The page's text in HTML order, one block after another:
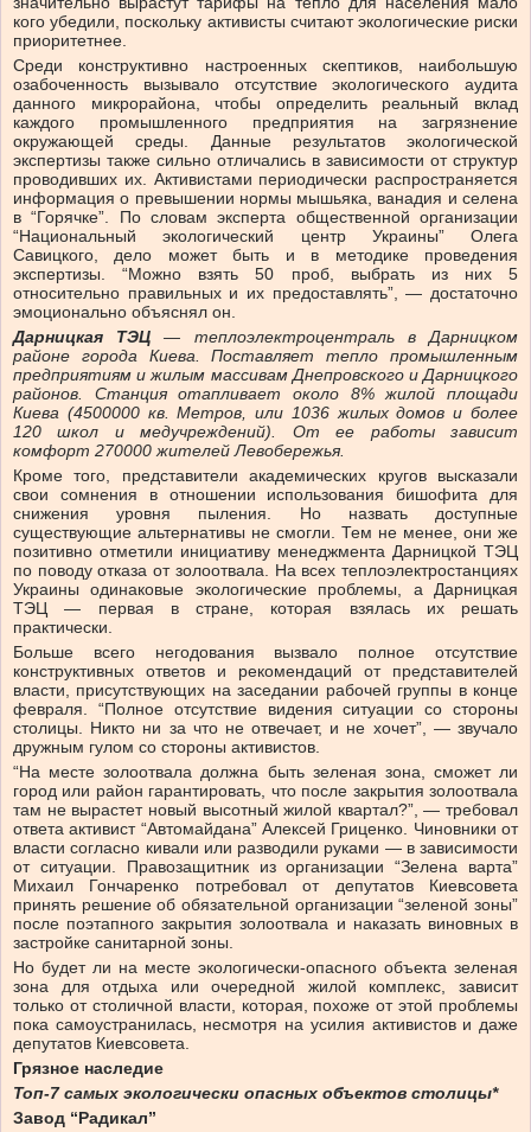
кого убедили, поскольку активисты считают экологические риски
приоритетнее.
Среди конструктивно настроенных скептиков, наибольшую
озабоченность вызывало отсутствие экологического аудита
данного микрорайона, чтобы определить реальный вклад
каждого промышленного предприятия на загрязнение
окружающей среды. Данные результатов экологической
экспертизы также сильно отличались в зависимости от структур
проводивших их. Активистами периодически распространяется
информация о превышении нормы мышьяка, ванадия и селена
в “Горячке”. По словам эксперта общественной организации
“Национальный экологический центр Украины” Олега
Савицкого, дело может быть и в методике проведения
экспертизы. “Можно взять 50 проб, выбрать из них 5
относительно правильных и их предоставлять”, — достаточно
эмоционально объяснял он.
Дарницкая ТЭЦ — теплоэлектроцентраль в Дарницком
районе города Киева. Поставляет тепло промышленным
предприятиям и жилым массивам Днепровского и Дарницкого
районов. Станция отапливает около 8% жилой площади
Киева (4500000 кв. Метров, или 1036 жилых домов и более
120 школ и медучреждений). От ее работы зависит
комфорт 270000 жителей Левобережья.
Кроме того, представители академических кругов высказали
свои сомнения в отношении использования бишофита для
снижения уровня пыления. Но назвать доступные
существующие альтернативы не смогли. Тем не менее, они же
позитивно отметили инициативу менеджмента Дарницкой ТЭЦ
по поводу отказа от золоотвала. На всех теплоэлектростанциях
Украины одинаковые экологические проблемы, а Дарницкая
ТЭЦ — первая в стране, которая взялась их решать
практически.
Больше всего негодования вызвало полное отсутствие
конструктивных ответов и рекомендаций от представителей
власти, присутствующих на заседании рабочей группы в конце
февраля. “Полное отсутствие видения ситуации со стороны
столицы. Никто ни за что не отвечает, и не хочет”, — звучало
дружным гулом со стороны активистов.
“На месте золоотвала должна быть зеленая зона, сможет ли
город или район гарантировать, что после закрытия золоотвала
там не вырастет новый высотный жилой квартал?”, — требовал
ответа активист “Автомайдана” Алексей Гриценко. Чиновники от
власти согласно кивали или разводили руками — в зависимости
от ситуации. Правозащитник из организации “Зелена варта”
Михаил Гончаренко потребовал от депутатов Киевсовета
принять решение об обязательной организации “зеленой зоны”
после поэтапного закрытия золоотвала и наказать виновных в
застройке санитарной зоны.
Но будет ли на месте экологически-опасного объекта зеленая
зона для отдыха или очередной жилой комплекс, зависит
только от столичной власти, которая, похоже от этой проблемы
пока самоустранилась, несмотря на усилия активистов и даже
депутатов Киевсовета.
Грязное наследие
Топ-7 самых экологически опасных объектов столицы*
Завод “Радикал”